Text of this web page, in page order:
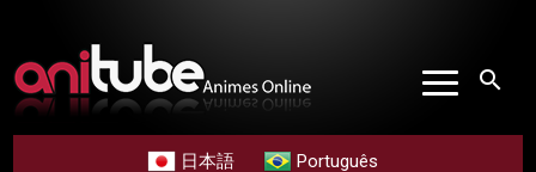
search
日本語 Português